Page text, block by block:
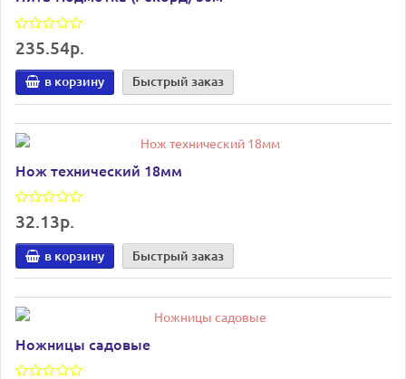
235.54р.
в корзину Быстрый заказ
Нож технический 18мм
32.13р.
в корзину Быстрый заказ
Ножницы садовые